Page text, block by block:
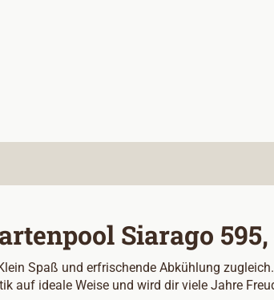
Siarago
Spaß und erfrischende Abkühlung
auf ideale Weise und wird dir viele Jahre